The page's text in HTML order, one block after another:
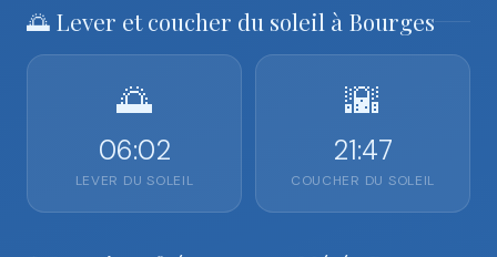
🌅 Lever et coucher du soleil à Bourges
🌅
06:02
LEVER DU SOLEIL
🌇
21:47
COUCHER DU SOLEIL